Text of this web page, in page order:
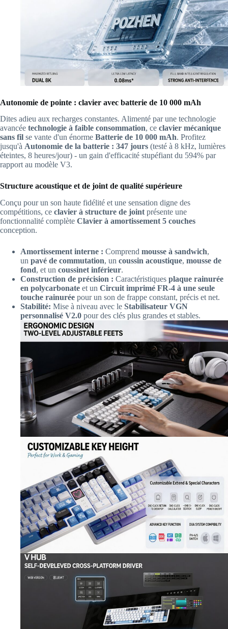
Autonomie de pointe : clavier avec batterie de 10 000 mAh
Dites adieu aux recharges constantes. Alimenté par une technologie
avancée technologie à faible consommation, ce clavier mécanique
sans fil se vante d'un énorme Batterie de 10 000 mAh. Profitez
jusqu'à Autonomie de la batterie : 347 jours (testé à 8 kHz, lumières
éteintes, 8 heures/jour) - un gain d'efficacité stupéfiant du 594% par
rapport au modèle V3.
Structure acoustique et de joint de qualité supérieure
Conçu pour un son haute fidélité et une sensation digne des
compétitions, ce clavier à structure de joint présente une
fonctionnalité complète Clavier à amortissement 5 couches
conception.
Amortissement interne : Comprend mousse à sandwich,
un pavé de commutation, un coussin acoustique, mousse de
fond, et un coussinet inférieur.
Construction de précision : Caractéristiques plaque rainurée
en polycarbonate et un Circuit imprimé FR-4 à une seule
touche rainurée pour un son de frappe constant, précis et net.
Stabilité: Mise à niveau avec le Stabilisateur VGN
personnalisé V2.0 pour des clés plus grandes et stables.